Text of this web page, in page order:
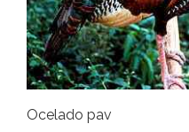
Ocelado pav